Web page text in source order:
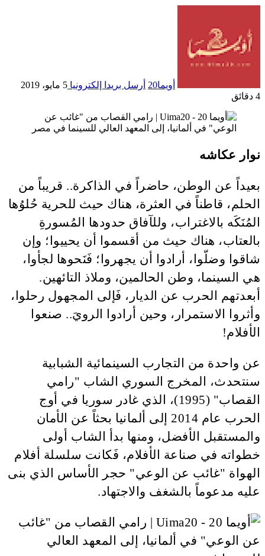
أويما20 أرسل بريدا إلكترونيا 5 مايو، 2019
4 دقائق
نوار عكاشه
بعيداً عن الوطن، حاضراً في الذاكرة.. قريباً من
الحلم، قاطناً في العثرة، هناك حيث للحرية حُلوُها
المُنَكَه بالاغتراب، وللآفاق حدودها المُسورةِ
بالعتاب، هناك حيث من أقسموا أن يحييوا؛ وإن
شاقوا وضلّوا، أرادوا أن يجهروا؛ فَنَحوها لجأوا،
هي السينما، وطن الحالمين، وملاذ التائهين.
أبعدتهم الحرب عن الديار، فَإلى المجهول رحلوا،
وأثروا الاستمرار، وحين أرادوا الرويَ.. صنعوا
الأفلام!
عن واحدة من التجارب السينمائية الشبابية
سنتحدث، المخرج السوري الشاب "رامي
القصاب" (1995)، الذي غادر سوريا في أوج
الحرب عام 2014 إلى ألمانيا بحثاً عن الأمان
والمستقبل الأفضل، ومنها بدأ الشاب أولى
خطواته في صناعة الأفلام، فَكانت سلسلة أفلام
الهواة "غائب عن الوعي" حجر الأساس الذي بنى
عليه مدعوماً بالشغف والاجتهاد.